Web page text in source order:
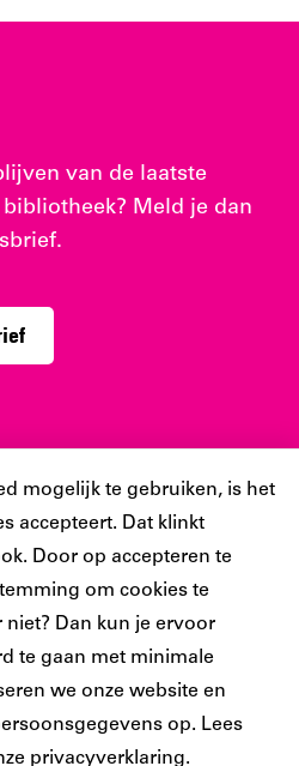
mogelijk te gebruiken, is het
accepteert. Dat klinkt
Door op accepteren te
om cookies te
niet? Dan kun je ervoor
te gaan met minimale
we onze website en
op. Lees
privacyverklaring.
van de laatste
Meld je dan
Ons
account
Ons
account